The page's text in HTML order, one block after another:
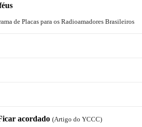
de Placas para os Radioamadores Brasileiros
acordado (Artigo do YCCC)